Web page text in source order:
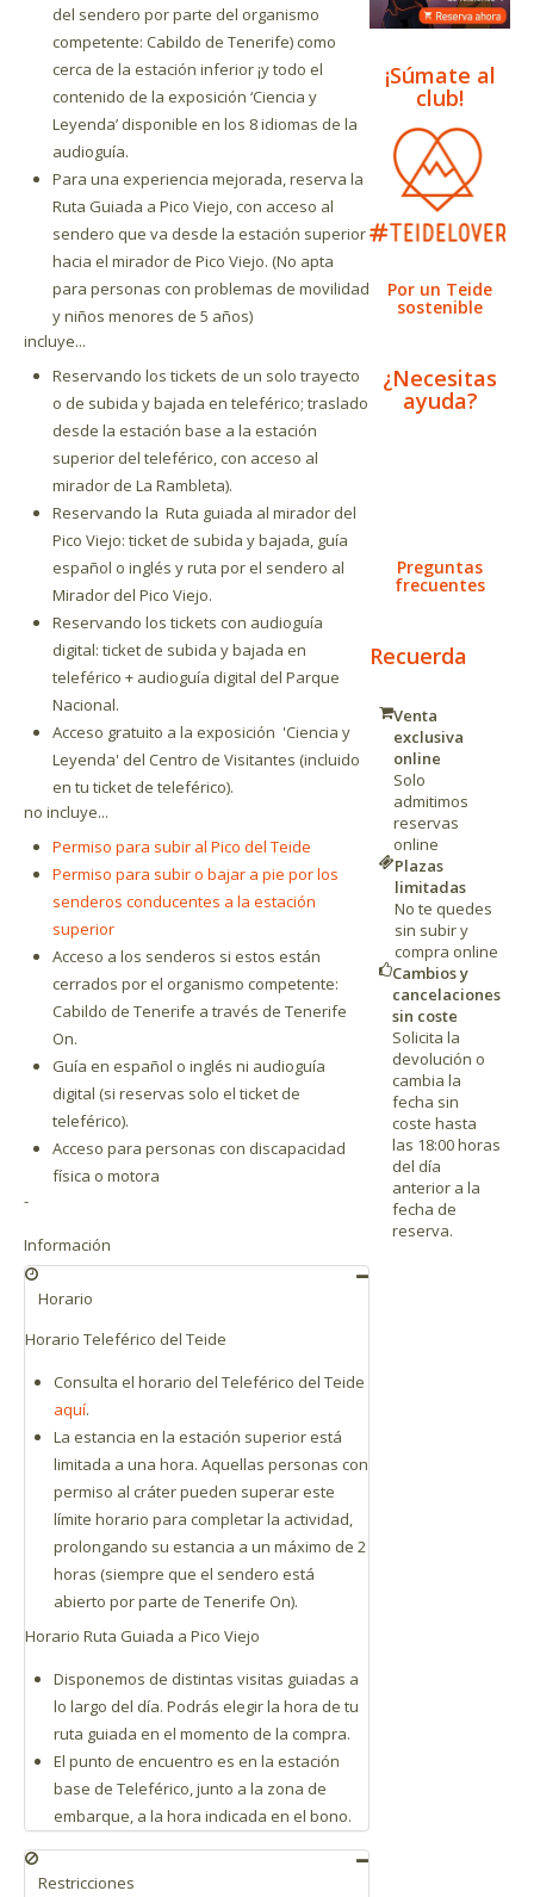
del sendero por parte del organismo
competente: Cabildo de Tenerife) como
cerca de la estación inferior ¡y todo el
contenido de la exposición ‘Ciencia y
Leyenda’ disponible en los 8 idiomas de la
audioguía.
Para una experiencia mejorada, reserva la
Ruta Guiada a Pico Viejo, con acceso al
sendero que va desde la estación superior
hacia el mirador de Pico Viejo. (No apta
para personas con problemas de movilidad
y niños menores de 5 años)
incluye...
Reservando los tickets de un solo trayecto
o de subida y bajada en teleférico; traslado
desde la estación base a la estación
superior del teleférico, con acceso al
mirador de La Rambleta).
Reservando la Ruta guiada al mirador del
Pico Viejo: ticket de subida y bajada, guía
español o inglés y ruta por el sendero al
Mirador del Pico Viejo.
Reservando los tickets con audioguía
digital: ticket de subida y bajada en
teleférico + audioguía digital del Parque
Nacional.
Acceso gratuito a la exposición 'Ciencia y
Leyenda' del Centro de Visitantes (incluido
en tu ticket de teleférico).
no incluye...
Permiso para subir al Pico del Teide
Permiso para subir o bajar a pie por los
senderos conducentes a la estación
superior
Acceso a los senderos si estos están
cerrados por el organismo competente:
Cabildo de Tenerife a través de Tenerife
On.
Guía en español o inglés ni audioguía
digital (si reservas solo el ticket de
teleférico).
Acceso para personas con discapacidad
física o motora
-
Información
Horario
Horario Teleférico del Teide
Consulta el horario del Teleférico del Teide
aquí.
La estancia en la estación superior está
limitada a una hora. Aquellas personas con
permiso al cráter pueden superar este
límite horario para completar la actividad,
prolongando su estancia a un máximo de 2
horas (siempre que el sendero está
abierto por parte de Tenerife On).
Horario Ruta Guiada a Pico Viejo
Disponemos de distintas visitas guiadas a
lo largo del día. Podrás elegir la hora de tu
ruta guiada en el momento de la compra.
El punto de encuentro es en la estación
base de Teleférico, junto a la zona de
embarque, a la hora indicada en el bono.
Restricciones
¡Súmate al
club!
Por un Teide
sostenible
¿Necesitas
ayuda?
Preguntas
frecuentes
Recuerda
Venta
exclusiva
online
Solo
admitimos
reservas
online
Plazas
limitadas
No te quedes
sin subir y
compra online
Cambios y
cancelaciones
sin coste
Solicita la
devolución o
cambia la
fecha sin
coste hasta
las 18:00 horas
del día
anterior a la
fecha de
reserva.